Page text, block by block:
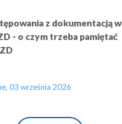
z dokumentacją w
- o czym trzeba pamiętać
03 września 2026